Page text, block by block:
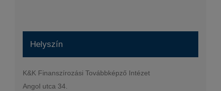
Helyszín
K&K Finanszírozási Továbbképző Intézet
Angol utca 34.